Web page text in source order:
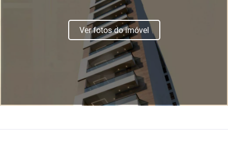
Ver fotos do imóvel